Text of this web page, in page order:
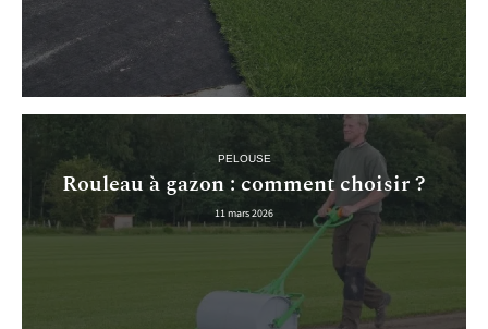
PELOUSE
Rouleau à gazon : comment choisir ?
11 mars 2026